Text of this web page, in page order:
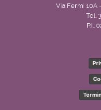
Via Fermi 10A
Tel:
P.I.: